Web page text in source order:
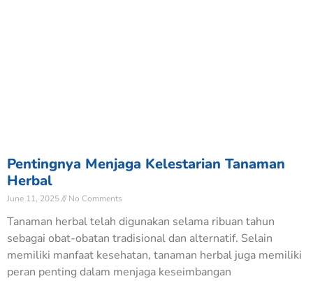
Pentingnya Menjaga Kelestarian Tanaman
Herbal
June 11, 2025 No Comments
Tanaman herbal telah digunakan selama ribuan tahun
sebagai obat-obatan tradisional dan alternatif. Selain
memiliki manfaat kesehatan, tanaman herbal juga memiliki
peran penting dalam menjaga keseimbangan